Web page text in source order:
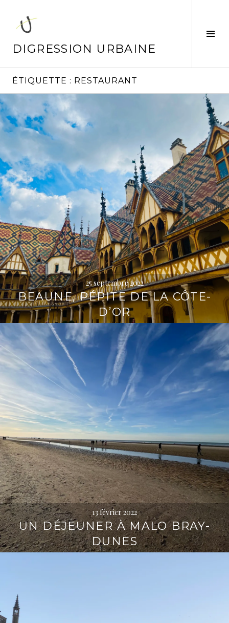
contenu
principal
DIGRESSION URBAINE
ÉTIQUETTE : RESTAURANT
25 septembre 2022
BEAUNE, PÉPITE DE LA CÔTE-
D’OR
13 février 2022
UN DÉJEUNER À MALO BRAY-
DUNES